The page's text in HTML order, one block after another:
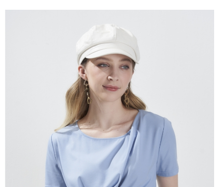
成交易。
4.訂單成立30分鐘內，如未前往確認交易或遇審核未通過，訂單將自動取
消。如遇「轉專審核」未通過狀況，表示未達大哥付你分期系統評分，恕無
1.分期款項不併入電信帳單，「大哥付你分期」於每月結算日後寄送繳費提
2.透過簡訊連結打開帳單後，可選擇「超商條碼／台灣大直營門市／銀行轉
帳／街口支付／iPASS MONEY」等通路繳費。
1.本服務係由「台灣大哥大股份有限公司」（以下簡稱本公司）所提供，讓
用戶於交易時，得透過本服務購買商品或服務，並由商店將買賣／分期付款
買賣價金債權讓與本公司後，依約使用本公司帳單繳交帳款。
2.基於同意付款使用「大哥付你分期」之契約關係目的，商店將以您的個人
資料（包含姓名、電話或地址）提供予台灣大哥大進項蒐集、處理及利用，
由本公司與您本人進行分期帳單所需資料之確認、核對及更正。
3.完整用戶服務條款，請詳閱以下連結：
https://oppay.tw/userRule
１．簡單：不需註冊會員、不需綁卡、不需儲值。
２．便利：只要手機號碼，簡訊認證，即可結帳。
３．安心：先確認商品／服務後，再付款。
【「AFTEE先享後付」結帳流程】
１．於結帳方式選擇「AFTEE先享後付」後，將跳轉至「AFTEE先享後付」
結帳頁面，進行簡訊認證並確認金額後，即可完成結帳。
２．訂單成立數日內，您將收到繳費通知簡訊。
３．收到繳費通知簡訊後14天內，點擊此簡訊中的連結，可透過四大超商／
ATM／網路銀行／等多元方式進行付款，方視為交易完成。
※ 請注意：結帳手續完成當下不需立刻繳費，但若您需要取消訂單，請聯絡
購買商品的店家。未經商家同意取消之訂單仍視為有效，需透過AFTEE先享
後付繳納相關費用。
※ 交易是否成功請以「AFTEE先享後付 」之結帳頁面顯示為準，若有關於
是否繳費成功／繳費後需取消欲退款等相關疑問，請聯繫「AFTEE先享後付
https://netprotections.freshdesk.com/support/home
每筆NT$120，滿NT$2,000(含以上)免運費
每筆NT$120，滿NT$2,000(含以上)免運費
每筆NT$120，滿NT$2,000(含以上)免運費